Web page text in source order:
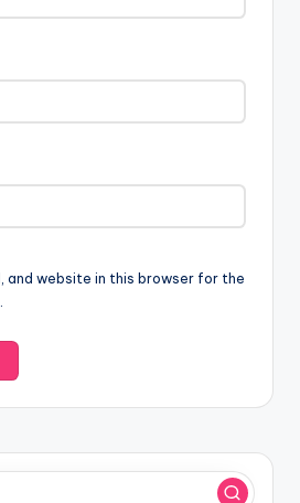
and website in this browser for the